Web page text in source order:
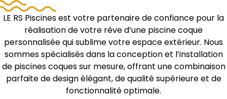
LE RS Piscines est votre partenaire de confiance pour la
réalisation de votre rêve d’une piscine coque
personnalisée qui sublime votre espace extérieur. Nous
sommes spécialisés dans la conception et l’installation
de piscines coques sur mesure, offrant une combinaison
parfaite de design élégant, de qualité supérieure et de
fonctionnalité optimale.